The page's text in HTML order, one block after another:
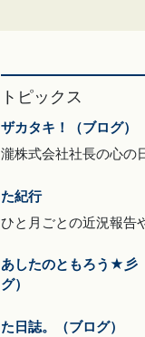
トピックス
ザカタキ！（ブログ）
瀧株式会社社長の心の
た紀行
ひと月ごとの近況報告
あしたのともろう★彡
グ）
た日誌。（ブログ）